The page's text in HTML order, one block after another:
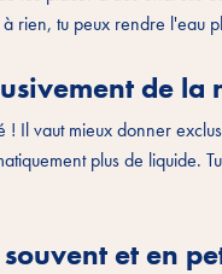
rien, tu peux rendre l'eau
de
! Il vaut mieux donner
plus de liquide.
et en